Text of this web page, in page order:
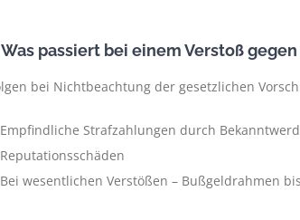
Was passiert bei einem Verstoß
bei Nichtbeachtung der gesetzlichen
Empfindliche Strafzahlungen durch
Reputationsschäden
Bei wesentlichen Verstößen – Bußgeldrahmen